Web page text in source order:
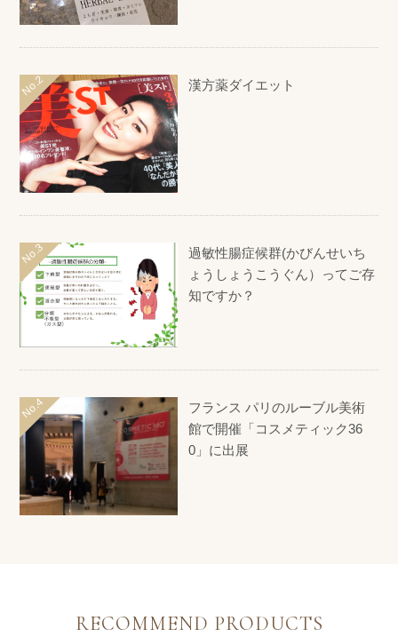
漢方薬ダイエット
過敏性腸症候群(かびんせいち
ょうしょうこうぐん）ってご存
知ですか？
フランス パリのルーブル美術
館で開催「コスメティック36
0」に出展
RECOMMEND PRODUCTS